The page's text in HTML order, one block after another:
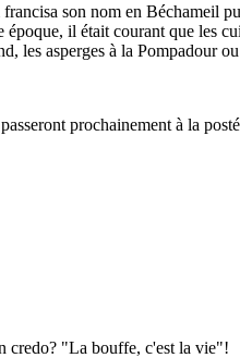
son nom en Béchameil
il était courant que les
les asperges à la Pompadour
prochainement à la
credo? "La bouffe, c'est la vie"!